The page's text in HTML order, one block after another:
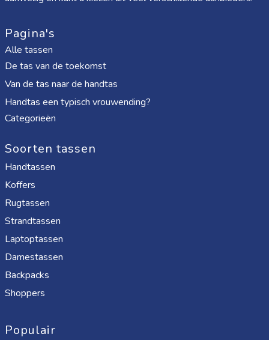
Pagina's
Alle tassen
De tas van de toekomst
Van de tas naar de handtas
Handtas een typisch vrouwending?
Categorieën
Soorten tassen
Handtassen
Koffers
Rugtassen
Strandtassen
Laptoptassen
Damestassen
Backpacks
Shoppers
Populair